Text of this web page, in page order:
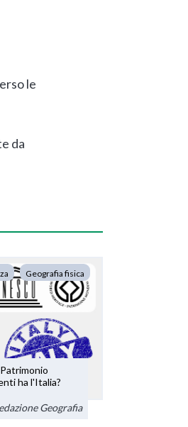
le
da
Geografia fisica
ha l'Italia?
Geografia